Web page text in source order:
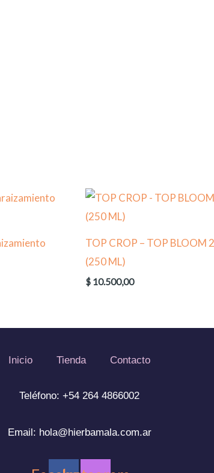
TOP CROP – TOP BLOOM
(250 ML)
$ 10.500,00
Inicio Tienda Contacto
Teléfono: +54 264 4866002
Email: hola@hierbamala.com.ar